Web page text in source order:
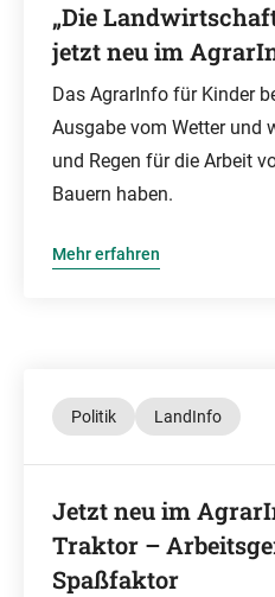
„Die
jetzt neu im
Das AgrarInfo für Kinder
Ausgabe vom Wetter und
und Regen für die Arbeit
Bauern haben.
Mehr erfahren
Politik LandInfo
Jetzt neu im
Traktor –
Spaßfaktor